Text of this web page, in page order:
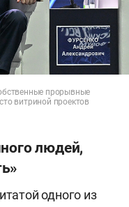
прорывные
витриной проектов
людей,
одного из